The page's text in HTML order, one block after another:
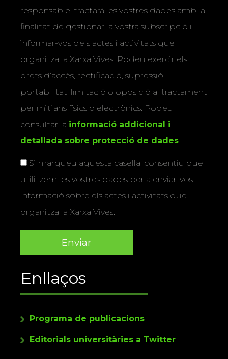
responsable, tractarà les vostres dades amb la
finalitat de gestionar la vostra subscripció i
informar-vos dels actes i activitats que
organitza la Xarxa Vives. Podeu exercir els
drets d’accés, rectificació, supressió,
portabilitat, limitació o oposició al tractament
per mitjans físics o electrònics. Podeu
consultar la informació addicional i
detallada sobre protecció de dades
Si marqueu aquesta casella, consentiu que
utilitzem les vostres dades per a enviar-vos
informació sobre els actes i activitats que
organitza la Xarxa Vives.
Enllaços
Programa de publicacions
Editorials universitàries a Twitter